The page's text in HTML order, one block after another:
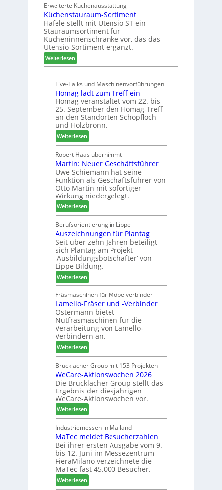
a
n
b
t
e
x
s
t
e
e
n
a
u
s
w
e
i
P
r
e
i
s
f
ü
r
W
e
m
h
ö
n
e
r
Erweiterte Küchenausstattung
Küchenstauraum-Sortiment
Häfele stellt mit Utensio ST ein
Stauraumsortiment für
Kücheninnenschränke vor, das das
Utensio-Sortiment ergänzt.
Weiterlesen:
K
c
h
e
n
s
t
a
u
r
a
u
m
-
S
o
r
t
i
m
e
n
t
Live-Talks und Maschinenvorführungen
Homag lädt zum Treff ein
Homag veranstaltet vom 22. bis
25. September den Homag-Treff
an den Standorten Schopfloch
und Holzbronn.
Weiterlesen:
H
o
m
a
g
l
ä
d
t
z
u
m
T
r
e
f
f
e
i
n
Robert Haas übernimmt
Martin: Neuer Geschäftsführer
Uwe Schiemann hat seine
Funktion als Geschäftsführer von
Otto Martin mit sofortiger
Wirkung niedergelegt.
Weiterlesen:
M
a
r
t
i
n
:
N
e
u
e
r
G
e
s
c
h
ä
f
t
s
f
ü
h
r
e
r
Berufsorientierung in Lippe
Auszeichnungen für Plantag
Seit über zehn Jahren beteiligt
sich Plantag am Projekt
‚Ausbildungsbotschafter‘ von
Lippe Bildung.
Weiterlesen:
A
u
s
z
e
i
c
h
n
u
n
g
e
n
f
ü
r
P
l
a
n
t
a
Fräsmaschinen für Möbelverbinder
Lamello-Fräser und -Verbinder
Ostermann bietet
Nutfräsmaschinen für die
Verarbeitung von Lamello-
Verbindern an.
Weiterlesen:
L
a
m
e
l
l
o
-
F
r
ä
s
e
r
u
Brucklacher Group mit 153 Projekten
WeCare-Aktionswochen 2026
Die Brucklacher Group stellt das
Ergebnis der diesjährigen
WeCare-Aktionswochen vor.
Weiterlesen:
W
e
C
a
r
e
-
A
Industriemessen in Mailand
MaTec meldet Besucherzahlen
Bei ihrer ersten Ausgabe vom 9.
bis 12. Juni im Messezentrum
FieraMilano verzeichnete die
MaTec fast 45.000 Besucher.
Weiterlesen:
M